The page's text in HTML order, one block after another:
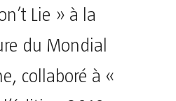
Lie » à la
du Mondial
collaboré à «